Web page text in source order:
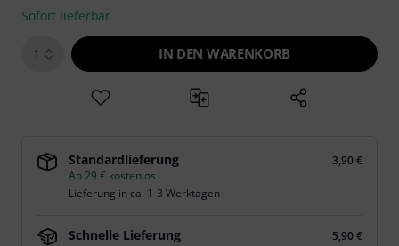
Sofort lieferbar
1 IN DEN WARENKORB
Standardlieferung
3,90 €
Ab 29 € kostenlos
Lieferung in ca. 1-3 Werktagen
Schnelle Lieferung
5,90 €